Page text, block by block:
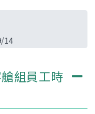
14
組員工時